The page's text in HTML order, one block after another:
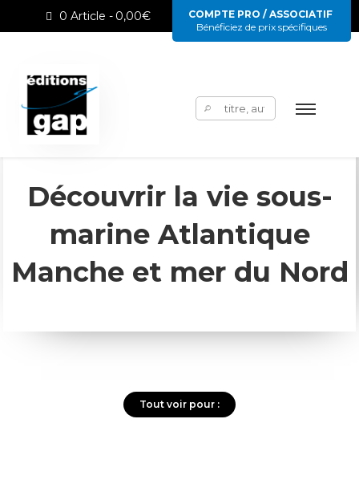
0 Article 0,00€
COMPTE PRO / ASSOCIATIF
Bénéficiez de prix spécifiques
Rechercher :
Découvrir la vie sous-
marine Atlantique
Manche et mer du Nord
Tout voir pour :